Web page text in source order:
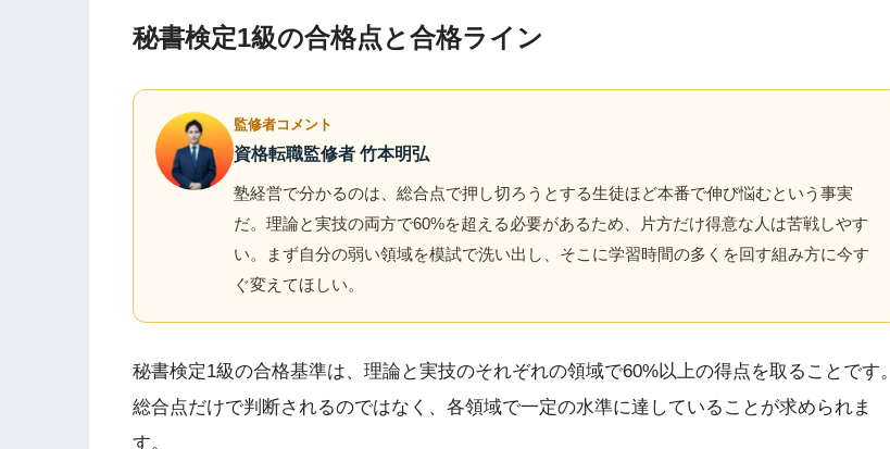
秘書検定1級の合格点と合格ライン
監修者コメント
資格転職監修者 竹本明弘
塾経営で分かるのは、総合点で押し切ろうとする生徒ほど本番で伸び悩むという事実
だ。理論と実技の両方で60%を超える必要があるため、片方だけ得意な人は苦戦しやす
い。まず自分の弱い領域を模試で洗い出し、そこに学習時間の多くを回す組み方に今す
ぐ変えてほしい。
秘書検定1級の合格基準は、理論と実技のそれぞれの領域で60%以上の得点を取ることです。
総合点だけで判断されるのではなく、各領域で一定の水準に達していることが求められま
す。